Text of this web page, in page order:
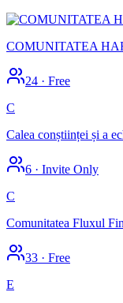
COMUNITATEA
24 · Free
C
Calea conștiinței și a
6 · Invite Only
C
Comunitatea Fluxul
33 · Free
E